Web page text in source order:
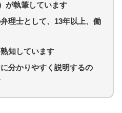
が執筆しています
弁理士として、13年以上、働
知しています
に分かりやすく説明するの